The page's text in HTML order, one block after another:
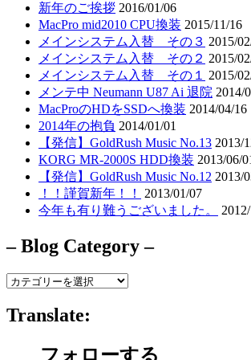
新年のご挨拶 2016/01/06
MacPro mid2010 CPU換装 2015/11/16
メインシステム入替 その３ 2015/
メインシステム入替 その２ 2015/
メインシステム入替 その１ 2015/
メンテ中 Neumann U87 Ai 退院 2014/
MacProのHDをSSDへ換装 2014/04/16
2014年の抱負 2014/01/01
【発信】GoldRush Music No.13 2013/
KORG MR-2000S HDD換装 2013/06/
【発信】GoldRush Music No.12 2013/
！！謹賀新年！！
2013/01/07
今年も有り難うございました。
– Blog Category –
–
Category
–
Translate:
フォローする